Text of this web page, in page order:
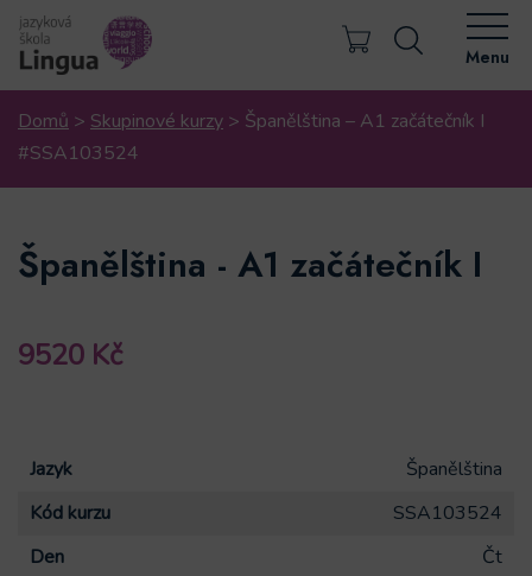
Menu
Domů > Skupinové kurzy > Španělština – A1 začátečník I
#SSA103524
Španělština - A1 začátečník I
9520 Kč
Jazyk
Španělština
Kód kurzu
SSA103524
Den
Čt